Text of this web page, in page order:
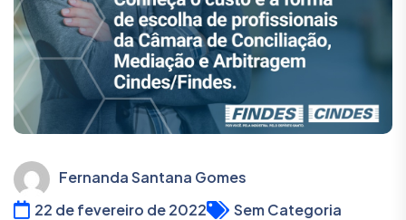
Fernanda Santana Gomes
22 de fevereiro de 2022
Sem Categoria